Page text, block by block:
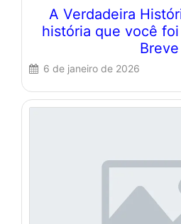
A Verdadeira
história que você
Breve
6 de janeiro de 2026